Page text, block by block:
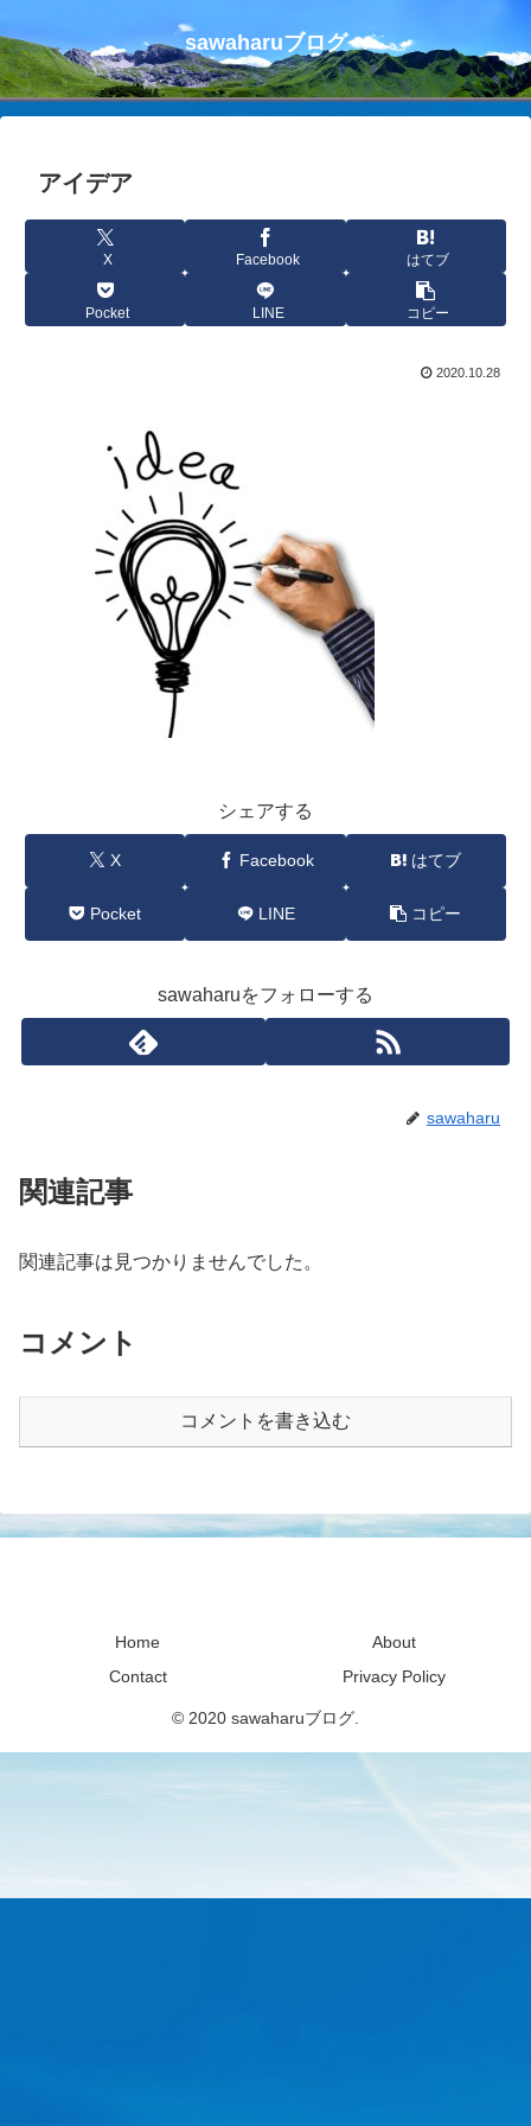
sawaharuブログ
アイデア
X Facebook はてブ
Pocket LINE コピー
2020.10.28
シェアする
X Facebook はてブ
Pocket LINE コピー
sawaharuをフォローする
sawaharu
関連記事
関連記事は見つかりませんでした。
コメント
コメントを書き込む
Home
About
Contact
Privacy Policy
© 2020 sawaharuブログ.